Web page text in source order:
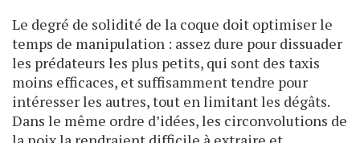
Le degré de solidité de la coque doit optimiser le
temps de manipulation : assez dure pour dissuader
les prédateurs les plus petits, qui sont des taxis
moins efficaces, et suffisamment tendre pour
intéresser les autres, tout en limitant les dégâts.
Dans le même ordre d’idées, les circonvolutions de